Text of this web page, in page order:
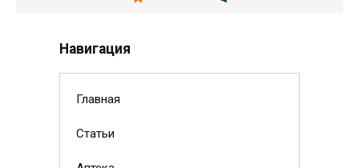
Навигация
Главная
Статьи